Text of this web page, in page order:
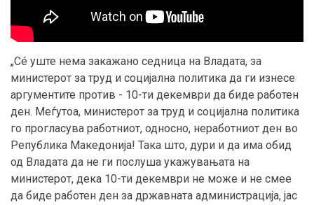
„Сé уште нема закажано седница на Владата, за
министерот за труд и социјална политика да ги изнесе
аргументите против - 10-ти декември да биде работен
ден. Меѓутоа, министерот за труд и социјална политика
го прогласува работниот, односно, неработниот ден во
Република Македонија! Така што, дури и да има обид
од Владата да не ги послуша укажувањата на
министерот, дека 10-ти декември не може и не смее
да биде работен ден за државната администрација, јас